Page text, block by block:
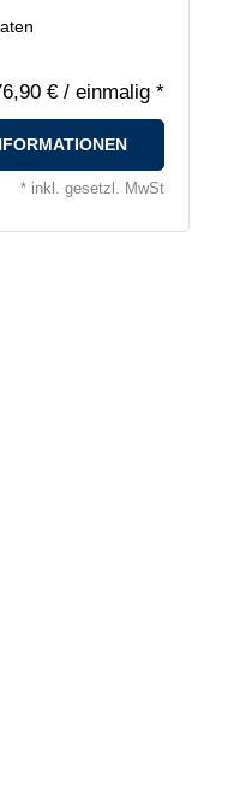
€/ einmalig *
* inkl. gesetzl. MwSt